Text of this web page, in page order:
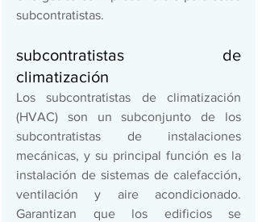
subcontratistas.
subcontratistas de
climatización
Los subcontratistas de climatización
(HVAC) son un subconjunto de los
subcontratistas de instalaciones
mecánicas, y su principal función es la
instalación de sistemas de calefacción,
ventilación y aire acondicionado.
Garantizan que los edificios se